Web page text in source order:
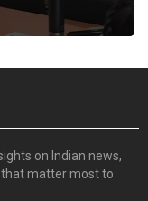
on Indian news,
that matter most to